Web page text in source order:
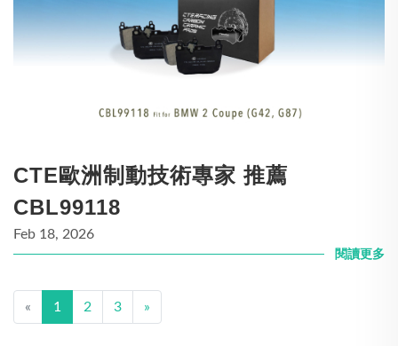
CTE歐洲制動技術專家 推薦
CBL99118
Feb 18, 2026
閱讀更多
« 1 2 3 »